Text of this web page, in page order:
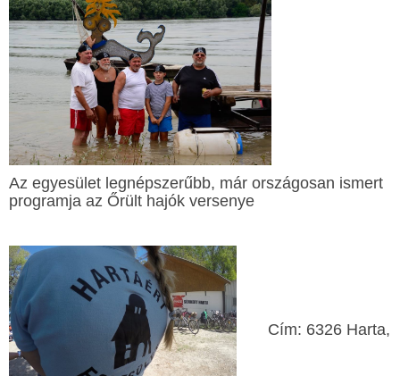
Az egyesület legnépszerűbb, már országosan ismert
programja az Őrült hajók versenye
Cím: 6326 Harta,